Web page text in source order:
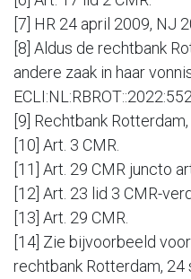
[7] HR 24 april 2009, NJ
[8] Aldus de rechtbank
andere zaak in haar
[9] Rechtbank Rotterdam,
[10] Art. 3 CMR.
[11] Art. 29 CMR juncto
[12] Art. 23 lid 3 CMR-
[13] Art. 29 CMR.
[14] Zie bijvoorbeeld
rechtbank Rotterdam,